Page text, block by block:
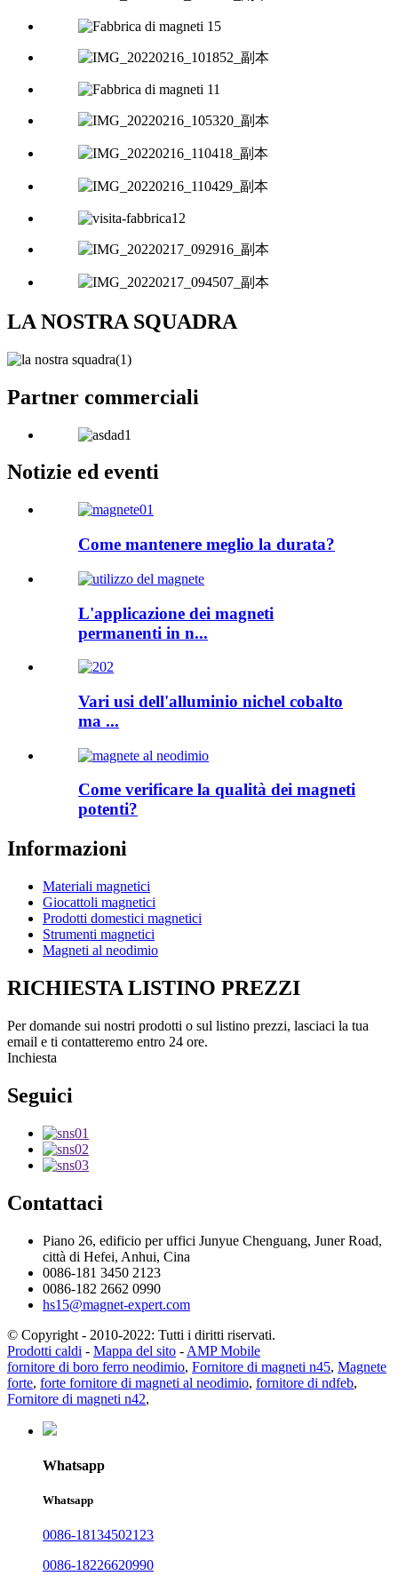
LA NOSTRA SQUADRA
Partner commerciali
Notizie ed eventi
Come mantenere meglio la durata?
L'applicazione dei magneti
permanenti in n...
Vari usi dell'alluminio nichel cobalto
ma ...
Come verificare la qualità dei magneti
potenti?
Informazioni
Materiali magnetici
Giocattoli magnetici
Prodotti domestici magnetici
Strumenti magnetici
Magneti al neodimio
RICHIESTA LISTINO PREZZI
Per domande sui nostri prodotti o sul listino prezzi, lasciaci la tua
email e ti contatteremo entro 24 ore.
Inchiesta
Seguici
Contattaci
Piano 26, edificio per uffici Junyue Chenguang, Juner Road,
città di Hefei, Anhui, Cina
0086-181 3450 2123
0086-182 2662 0990
hs15@magnet-expert.com
© Copyright - 2010-2022: Tutti i diritti riservati.
Prodotti caldi - Mappa del sito - AMP Mobile
fornitore di boro ferro neodimio, Fornitore di magneti n45, Magnete
forte, forte fornitore di magneti al neodimio, fornitore di ndfeb,
Fornitore di magneti n42,
Whatsapp
Whatsapp
0086-18134502123
0086-18226620990